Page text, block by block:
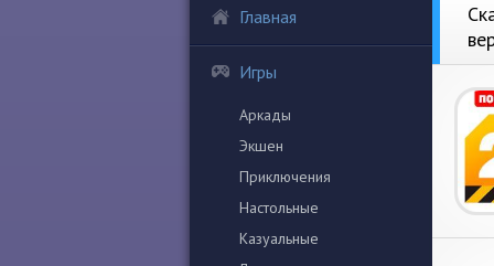
Главная
Игры
Аркады
Экшен
Приключения
Настольные
Казуальные